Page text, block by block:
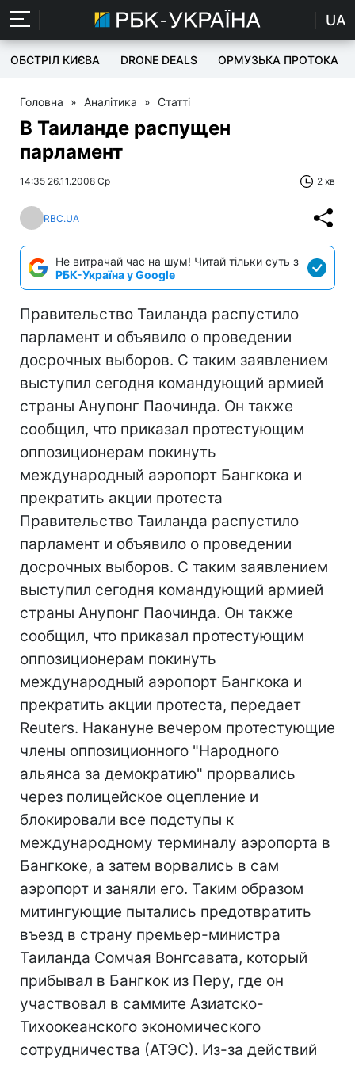
UA
ОБСТРІЛ КИЄВА DRONE DEALS ОРМУЗЬКА ПРОТОКА
Головна » Аналітика » Статті
В Таиланде распущен
парламент
14:35 26.11.2008 Ср 2 хв
RBC.UA
Не витрачай час на шум! Читай тільки суть з
РБК-Україна у Google
Правительство Таиланда распустило
парламент и объявило о проведении
досрочных выборов. С таким заявлением
выступил сегодня командующий армией
страны Анупонг Паочинда. Он также
сообщил, что приказал протестующим
оппозиционерам покинуть
международный аэропорт Бангкока и
прекратить акции протеста
Правительство Таиланда распустило
парламент и объявило о проведении
досрочных выборов. С таким заявлением
выступил сегодня командующий армией
страны Анупонг Паочинда. Он также
сообщил, что приказал протестующим
оппозиционерам покинуть
международный аэропорт Бангкока и
прекратить акции протеста, передает
Reuters. Накануне вечером протестующие
члены оппозиционного "Народного
альянса за демократию" прорвались
через полицейское оцепление и
блокировали все подступы к
международному терминалу аэропорта в
Бангкоке, а затем ворвались в сам
аэропорт и заняли его. Таким образом
митингующие пытались предотвратить
въезд в страну премьер-министра
Таиланда Сомчая Вонгсавата, который
прибывал в Бангкок из Перу, где он
участвовал в саммите Азиатско-
Тихоокеанского экономического
сотрудничества (АТЭС). Из-за действий